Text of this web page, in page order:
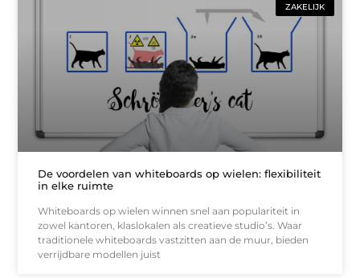
ZAKELIJK
De voordelen van whiteboards op wielen: flexibiliteit
in elke ruimte
Whiteboards op wielen winnen snel aan populariteit in
zowel kantoren, klaslokalen als creatieve studio’s. Waar
traditionele whiteboards vastzitten aan de muur, bieden
verrijdbare modellen juist